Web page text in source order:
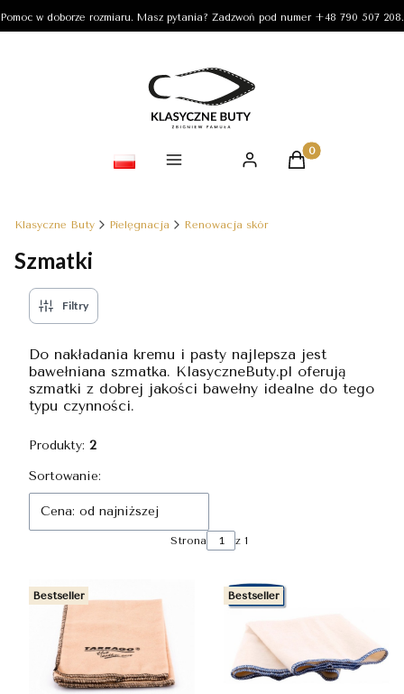
Pomoc w doborze rozmiaru. Masz pytania? Zadzwoń pod numer +48 790 507 208.
Produkty w
Klasyczne Buty Pielęgnacja Renowacja skór
Szmatki
Filtry
Do nakładania kremu i pasty najlepsza jest
bawełniana szmatka. KlasyczneButy.pl oferują
szmatki z dobrej jakości bawełny idealne do tego
typu czynności.
Produkty: 2
Lista produktów
Sortowanie:
Cena: od najniższej
Strona z 1
Bestseller Bestseller